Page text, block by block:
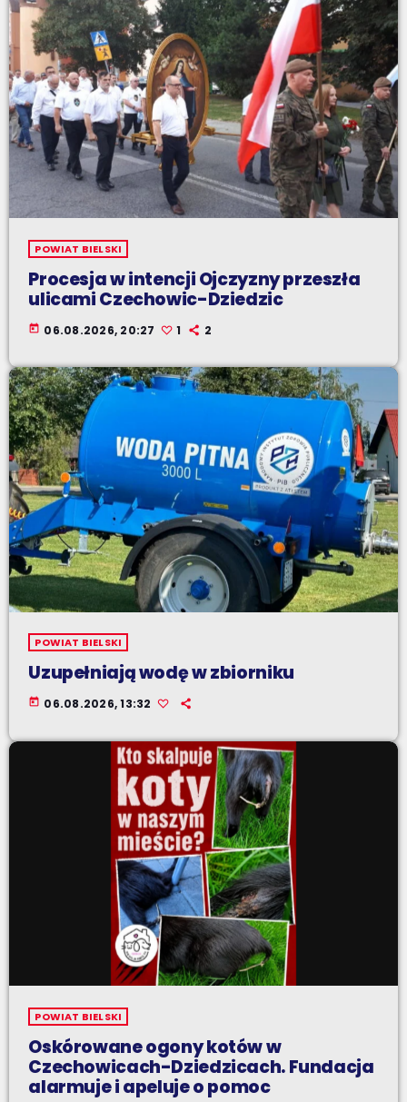
POWIAT BIELSKI
Procesja w intencji Ojczyzny przeszła
ulicami Czechowic-Dziedzic
today 06.08.2026, 20:27 1 2
POWIAT BIELSKI
Uzupełniają wodę w zbiorniku
today 06.08.2026, 13:32
POWIAT BIELSKI
Oskórowane ogony kotów w
Czechowicach-Dziedzicach. Fundacja
alarmuje i apeluje o pomoc